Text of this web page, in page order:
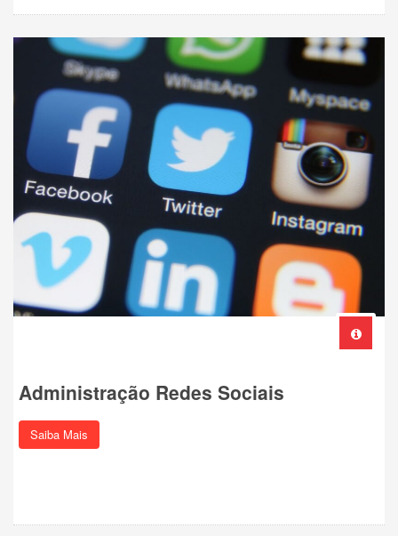
Administração Redes Sociais
Saiba Mais